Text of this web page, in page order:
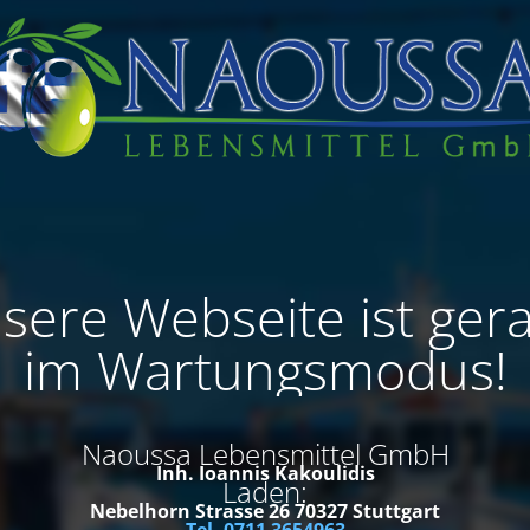
Webseite ist
im Wartungsmodus!
Naoussa Lebensmittel GmbH
Inh. Ioannis Kakoulidis
Laden:
Nebelhorn Strasse 2670327 Stuttgart